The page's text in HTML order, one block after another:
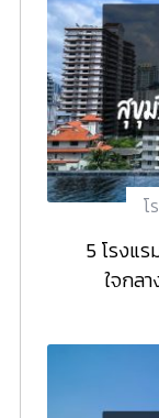
โ
5 โรงแ
ใจกล